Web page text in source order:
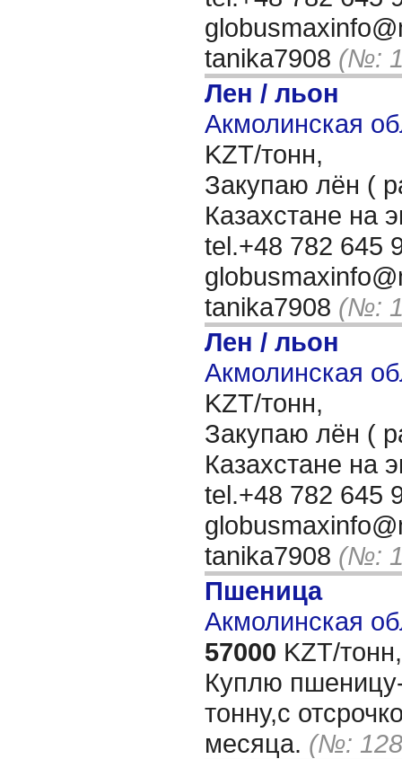
tanika7908 (№:
Лен / льон
Акмолинская
KZT/тонн,
Закупаю лён (
Казахстане на
tel.+48 782 645
tanika7908 (№:
Лен / льон
Акмолинская
KZT/тонн,
Закупаю лён (
Казахстане на
tel.+48 782 645
tanika7908 (№:
Пшеница
Акмолинская
57000 KZT/тонн,
Куплю пшеницу-
тонну,с
месяца. (№: